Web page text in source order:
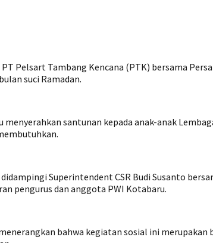
Pelsart Tambang Kencana (PTK) bersama
suci Ramadan.
santunan kepada anak-anak
Superintendent CSR Budi Susanto
pengurus dan anggota PWI Kotabaru.
bahwa kegiatan sosial ini